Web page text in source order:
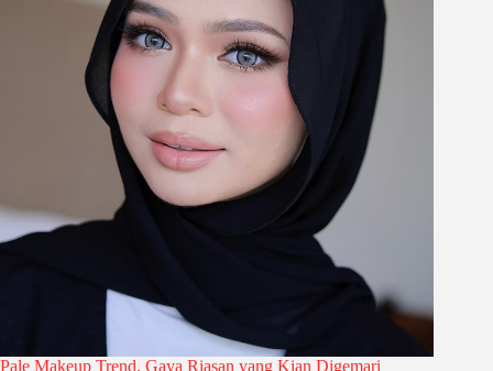
Pale Makeup Trend, Gaya Riasan yang Kian Digemari